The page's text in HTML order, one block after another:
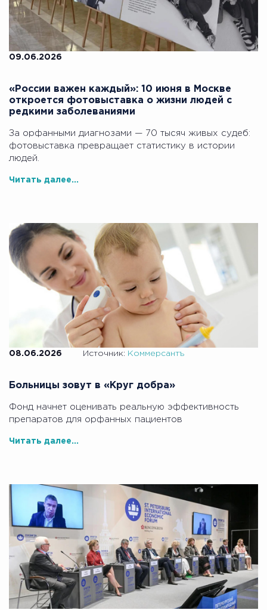
09.06.2026
«России важен каждый»: 10 июня в Москве
откроется фотовыставка о жизни людей с
редкими заболеваниями
За орфанными диагнозами — 70 тысяч живых судеб:
фотовыставка превращает статистику в истории
людей.
Читать далее...
08.06.2026 Источник: Коммерсантъ
Больницы зовут в «Круг добра»
Фонд начнет оценивать реальную эффективность
препаратов для орфанных пациентов
Читать далее...